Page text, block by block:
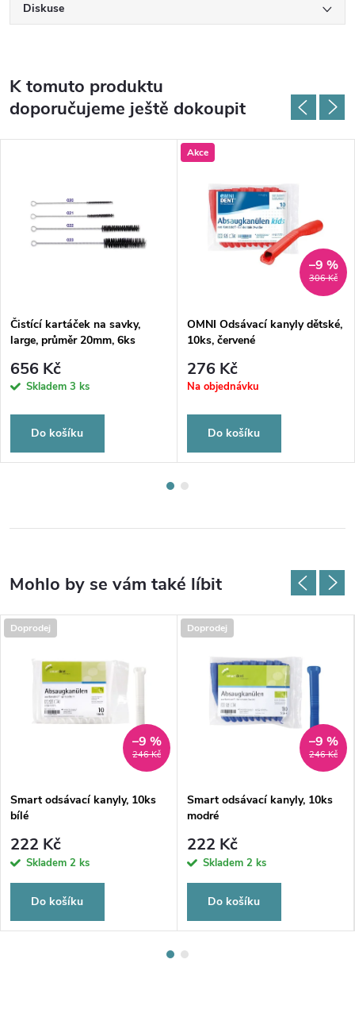
Diskuse
K tomuto produktu
doporučujeme ještě dokoupit
Čistící kartáček na savky,
large, průměr 20mm, 6ks
656 Kč
Skladem 3 ks
Do košíku
Akce
306 Kč
–9 %
OMNI Odsávací kanyly dětské,
10ks, červené
276 Kč
Na objednávku
Do košíku
Doprodej
246 Kč
–9 %
Smart odsávací kanyly, 10ks
bílé
222 Kč
Skladem 2 ks
Do košíku
Doprodej
246 Kč
–9 %
Smart odsávací kanyly, 10ks
modré
222 Kč
Skladem 2 ks
Do košíku